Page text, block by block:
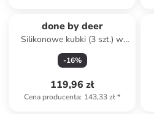
done by deer
Silikonowe kubki (3 szt.) w
kolorze pomarańczowo-
zielono-szarym - 160 ml
-16%
119,96 zł
Cena producenta: 143,33 zł*